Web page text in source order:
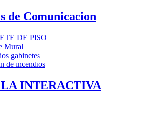
de Comunicacion
DE PISO
Mural
gabinetes
de incendios
INTERACTIVA